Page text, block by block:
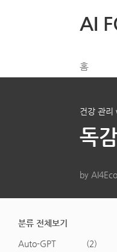
AI
홈
분류 전체보기
Auto-GPT (2)
건강 관
독
by